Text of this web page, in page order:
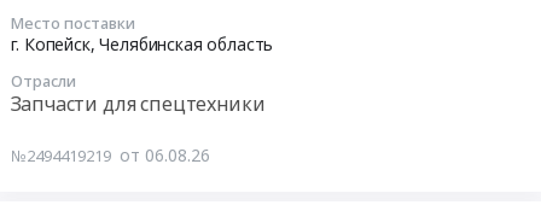
Место поставки
г. Копейск,Челябинская область
Отрасли
Запчасти для спецтехники
№2494419219 от 06.08.26